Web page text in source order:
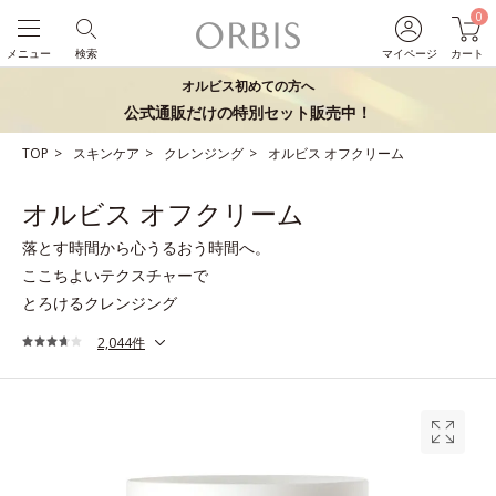
マイページ
0
カート
検索
メニュー
オルビス初めての方へ
公式通販だけの特別セット販売中！
TOP スキンケア クレンジング オルビス オフクリーム
オルビス オフクリーム
落とす時間から心うるおう時間へ。
ここちよいテクスチャーで
とろけるクレンジング
2,044件